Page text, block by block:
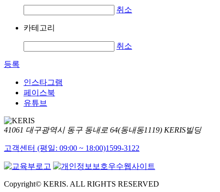
취소
카테고리
취소
등록
인스타그램
페이스북
유튜브
41061 대구광역시 동구 동내로 64(동내동1119) KERIS빌딩
고객센터 (평일: 09:00 ~ 18:00)1599-3122
Copyright© KERIS. ALL RIGHTS RESERVED